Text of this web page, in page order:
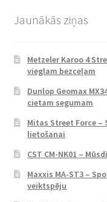
Jaunākās ziņas
Metzeler Karoo 4
vieglam bezceļam
Dunlop Geomax
cietam segumam
Mitas Street Force
lietošanai
CST CM-NK01 –
Maxxis MA-ST3 –
veiktspēju